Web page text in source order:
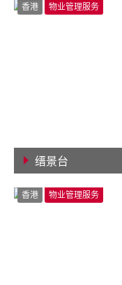
香港 物业管理服务
缙景台
香港 物业管理服务